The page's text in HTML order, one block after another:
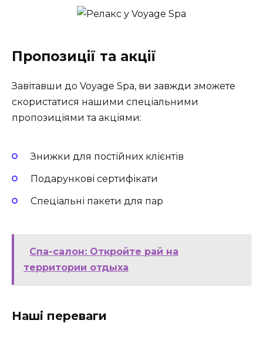
Пропозиції та акції
Завітавши до Voyage Spa, ви завжди зможете
скористатися нашими спеціальними
пропозиціями та акціями:
Знижки для постійних клієнтів
Подарункові сертифікати
Спеціальні пакети для пар
Спа-салон: Откройте рай на
территории отдыха
Наші переваги